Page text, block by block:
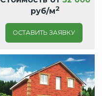
руб/м2
ОСТАВИТЬ ЗАЯВКУ